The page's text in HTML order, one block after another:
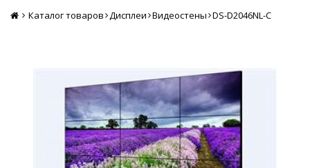
Главная
Каталог товаров Дисплеи Видеостены DS-D2046NL-C